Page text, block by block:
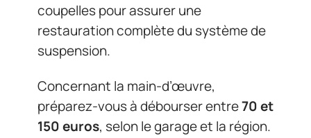
coupelles pour assurer une
restauration complète du système de
suspension.
Concernant la main-d’œuvre,
préparez-vous à débourser entre70 et
150 euros, selon le garage et la région.